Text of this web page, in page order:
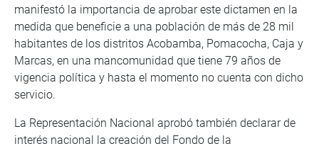
manifestó la importancia de aprobar este dictamen en la
medida que beneficie a una población de más de 28 mil
habitantes de los distritos Acobamba, Pomacocha, Caja y
Marcas, en una mancomunidad que tiene 79 años de
vigencia política y hasta el momento no cuenta con dicho
servicio.
La Representación Nacional aprobó también declarar de
interés nacional la creación del Fondo de la